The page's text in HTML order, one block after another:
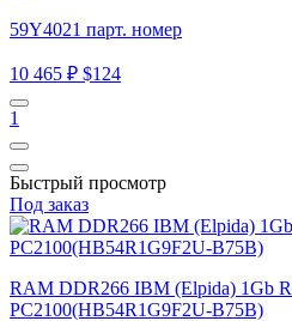
59Y4021 парт. номер
10 465 ₽ $124
1
Быстрый просмотр
Под заказ
RAM DDR266 IBM (Elpida) 1Gb
PC2100(HB54R1G9F2U-B75B)